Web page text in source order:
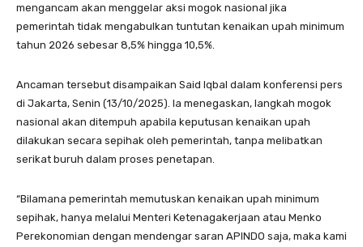
mengancam akan menggelar aksi mogok nasional jika
pemerintah tidak mengabulkan tuntutan kenaikan upah minimum
tahun 2026 sebesar 8,5% hingga 10,5%.
Ancaman tersebut disampaikan Said Iqbal dalam konferensi pers
di Jakarta, Senin (13/10/2025). Ia menegaskan, langkah mogok
nasional akan ditempuh apabila keputusan kenaikan upah
dilakukan secara sepihak oleh pemerintah, tanpa melibatkan
serikat buruh dalam proses penetapan.
“Bilamana pemerintah memutuskan kenaikan upah minimum
sepihak, hanya melalui Menteri Ketenagakerjaan atau Menko
Perekonomian dengan mendengar saran APINDO saja, maka kami